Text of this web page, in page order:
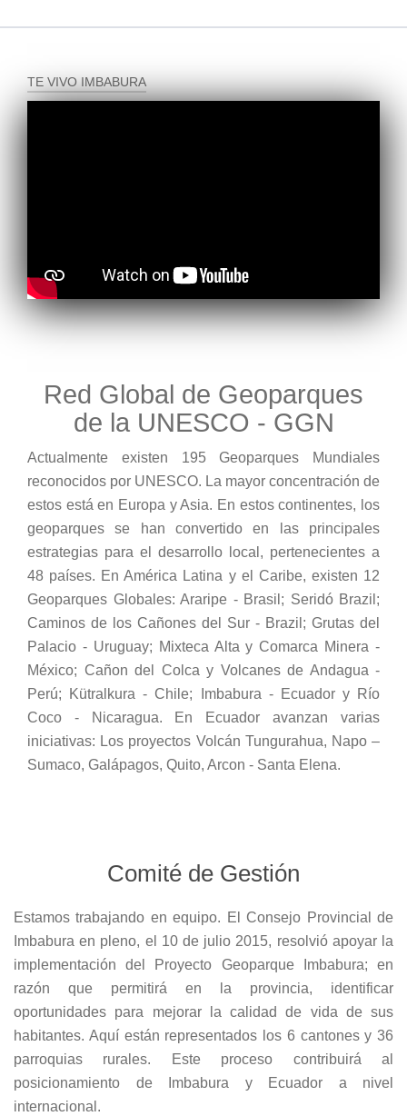
TE VIVO IMBABURA
Red Global de Geoparques
de la UNESCO - GGN
Actualmente existen 195 Geoparques Mundiales
reconocidos por UNESCO. La mayor concentración de
estos está en Europa y Asia. En estos continentes, los
geoparques se han convertido en las principales
estrategias para el desarrollo local, pertenecientes a
48 países. En América Latina y el Caribe, existen 12
Geoparques Globales: Araripe - Brasil; Seridó Brazil;
Caminos de los Cañones del Sur - Brazil; Grutas del
Palacio - Uruguay; Mixteca Alta y Comarca Minera -
México; Cañon del Colca y Volcanes de Andagua -
Perú; Kütralkura - Chile; Imbabura - Ecuador y Río
Coco - Nicaragua. En Ecuador avanzan varias
iniciativas: Los proyectos Volcán Tungurahua, Napo –
Sumaco, Galápagos, Quito, Arcon - Santa Elena.
Comité de Gestión
Estamos trabajando en equipo. El Consejo Provincial de
Imbabura en pleno, el 10 de julio 2015, resolvió apoyar la
implementación del Proyecto Geoparque Imbabura; en
razón que permitirá en la provincia, identificar
oportunidades para mejorar la calidad de vida de sus
habitantes. Aquí están representados los 6 cantones y 36
parroquias rurales. Este proceso contribuirá al
posicionamiento de Imbabura y Ecuador a nivel
internacional.